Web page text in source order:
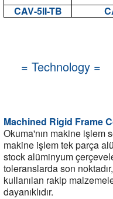
CAV-5II-TB
= Technology =
Machined Rigid Frame
Okuma'nın makine işlem
makine işlem tek parça
stock alüminyum
toleranslarda son
kullanılan rakip
dayanıklıdır.